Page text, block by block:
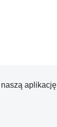
aplikację